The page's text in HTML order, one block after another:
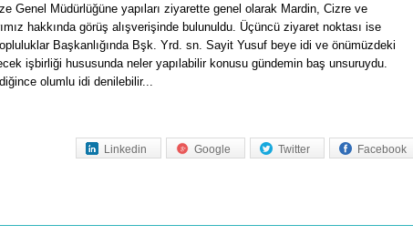
Genel Müdürlüğüne yapıları ziyarette genel olarak Mardin, Cizre ve
hakkında görüş alışverişinde bulunuldu. Üçüncü ziyaret noktası ise
Başkanlığında Bşk. Yrd. sn. Sayit Yusuf beye idi ve önümüzdeki
işbirliği hususunda neler yapılabilir konusu gündemin baş unsuruydu.
olumlu idi denilebilir...
Facebook
Twitter
Google
Linkedin